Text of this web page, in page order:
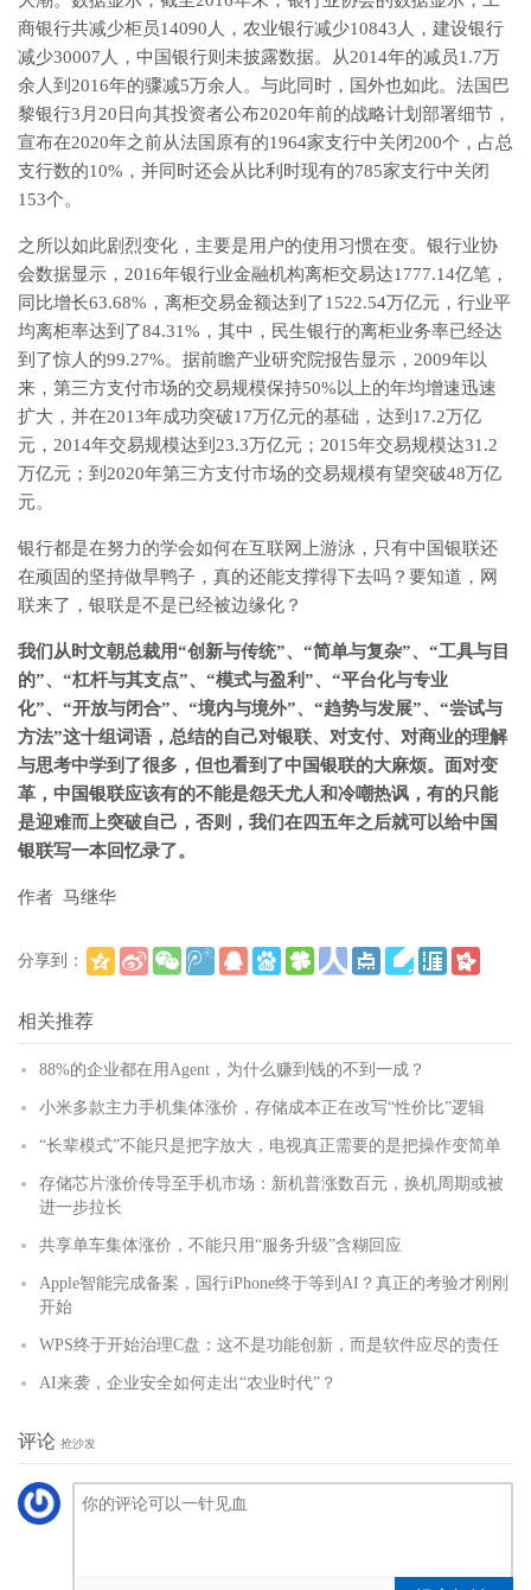
商银行共减少柜员14090人，农业银行减少10843人，建设银行
减少30007人，中国银行则未披露数据。从2014年的减员1.7万
余人到2016年的骤减5万余人。与此同时，国外也如此。法国巴
黎银行3月20日向其投资者公布2020年前的战略计划部署细节，
宣布在2020年之前从法国原有的1964家支行中关闭200个，占总
支行数的10%，并同时还会从比利时现有的785家支行中关闭
153个。
之所以如此剧烈变化，主要是用户的使用习惯在变。银行业协
会数据显示，2016年银行业金融机构离柜交易达1777.14亿笔，
同比增长63.68%，离柜交易金额达到了1522.54万亿元，行业平
均离柜率达到了84.31%，其中，民生银行的离柜业务率已经达
到了惊人的99.27%。据前瞻产业研究院报告显示，2009年以
来，第三方支付市场的交易规模保持50%以上的年均增速迅速
扩大，并在2013年成功突破17万亿元的基础，达到17.2万亿
元，2014年交易规模达到23.3万亿元；2015年交易规模达31.2
万亿元；到2020年第三方支付市场的交易规模有望突破48万亿
元。
银行都是在努力的学会如何在互联网上游泳，只有中国银联还
在顽固的坚持做旱鸭子，真的还能支撑得下去吗？要知道，网
联来了，银联是不是已经被边缘化？
我们从时文朝总裁用“创新与传统”、“简单与复杂”、“工具与目
的”、“杠杆与其支点”、“模式与盈利”、“平台化与专业
化”、“开放与闭合”、“境内与境外”、“趋势与发展”、“尝试与
方法”这十组词语，总结的自己对银联、对支付、对商业的理解
与思考中学到了很多，但也看到了中国银联的大麻烦。面对变
革，中国银联应该有的不能是怨天尤人和冷嘲热讽，有的只能
是迎难而上突破自己，否则，我们在四五年之后就可以给中国
银联写一本回忆录了。
作者 马继华
分享到：
相关推荐
88%的企业都在用Agent，为什么赚到钱的不到一成？
小米多款主力手机集体涨价，存储成本正在改写“性价比”逻辑
“长辈模式”不能只是把字放大，电视真正需要的是把操作变简单
存储芯片涨价传导至手机市场：新机普涨数百元，换机周期或被
进一步拉长
共享单车集体涨价，不能只用“服务升级”含糊回应
Apple智能完成备案，国行iPhone终于等到AI？真正的考验才刚刚
开始
WPS终于开始治理C盘：这不是功能创新，而是软件应尽的责任
AI来袭，企业安全如何走出“农业时代”？
评论 抢沙发